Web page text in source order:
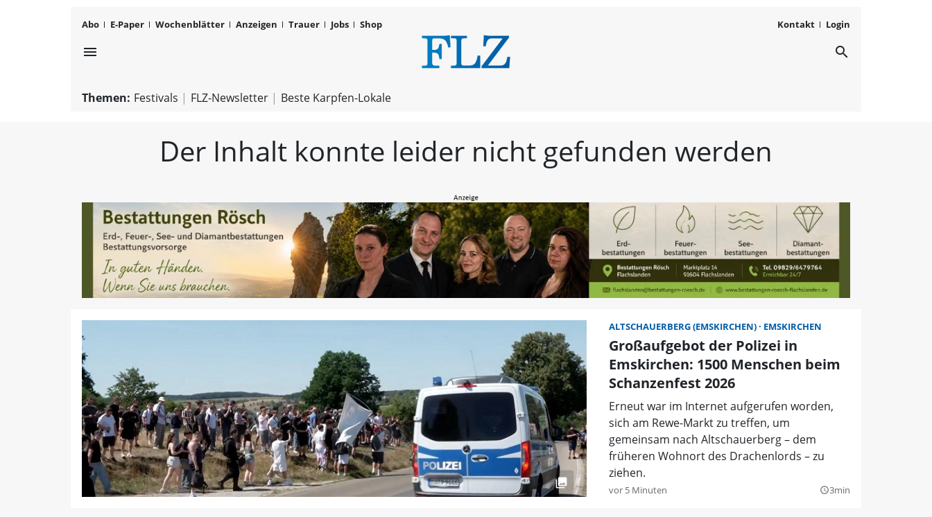
Abo E-Paper Wochenblätter Anzeigen Trauer Jobs Shop Kontakt Login
menu FLZ – Nachrichten aus search
Themen: Festivals FLZ-Newsletter Beste Karpfen-Lokale
Der Inhalt konnte leider nicht gefunden werden
ALTSCHAUERBERG (EMSKIRCHEN) EMSKIRCHEN
Großaufgebot der Polizei in
Emskirchen: 1500 Menschen beim
Schanzenfest 2026
Erneut war im Internet aufgerufen worden,
sich am Rewe-Markt zu treffen, um
gemeinsam nach Altschauerberg – dem
früheren Wohnort des Drachenlords – zu
ziehen.
vor 5 Minuten query_builder3min